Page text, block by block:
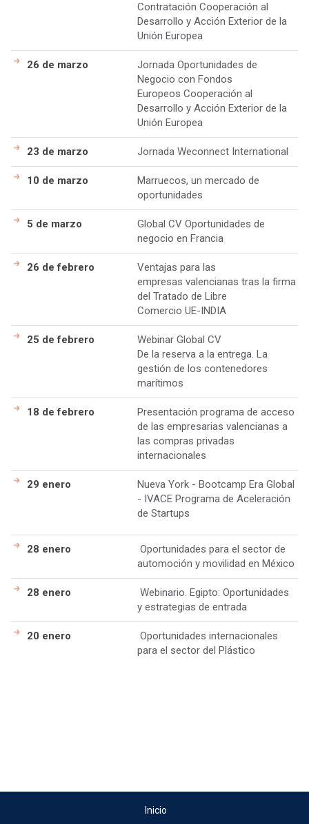
Contratación Cooperación al
Desarrollo y Acción Exterior de la
Unión Europea
26 de marzo
Jornada Oportunidades de
Negocio con Fondos
Europeos Cooperación al
Desarrollo y Acción Exterior de la
Unión Europea
23 de marzo Jornada Weconnect International
10 de marzo
Marruecos, un mercado de
oportunidades
5 de marzo
Global CV Oportunidades de
negocio en Francia
26 de febrero
Ventajas para las
empresas valencianas tras la firma
del Tratado de Libre
Comercio UE-INDIA
25 de febrero
Webinar Global CV
De la reserva a la entrega. La
gestión de los contenedores
marítimos
18 de febrero
Presentación programa de acceso
de las empresarias valencianas a
las compras privadas
internacionales
29 enero
Nueva York - Bootcamp Era Global
- IVACE Programa de Aceleración
de Startups
28 enero
Oportunidades para el sector de
automoción y movilidad en México
28 enero
Webinario. Egipto: Oportunidades
y estrategias de entrada
20 enero
Oportunidades internacionales
para el sector del Plástico
Inicio